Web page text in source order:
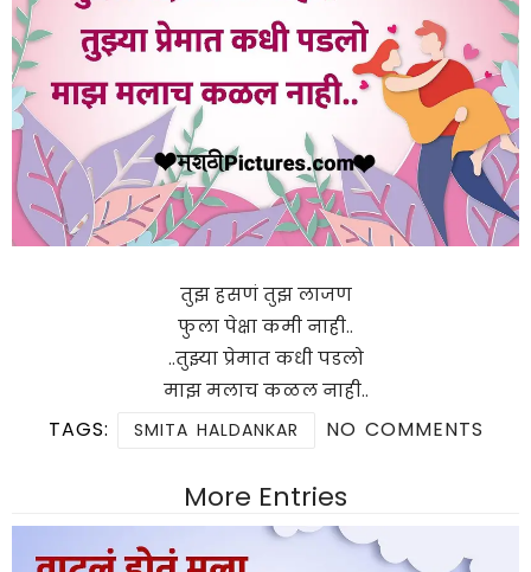
तुझ हसणं तुझ लाजण
फुला पेक्षा कमी नाही..
..तुझ्या प्रेमात कधी पडलो
माझ मलाच कळल नाही..
TAGS: SMITA HALDANKAR NO COMMENTS
More Entries